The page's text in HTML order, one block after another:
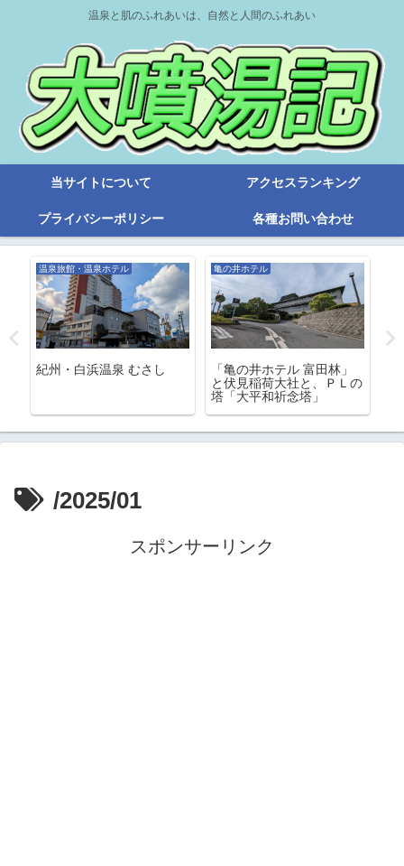
温泉と肌のふれあいは、自然と人間のふれあい
当サイトについて アクセスランキング
プライバシーポリシー 各種お問い合わせ
温泉旅館・温泉ホテル
紀州・白浜温泉 むさし
亀の井ホテル
「亀の井ホテル 富田林」
と伏見稲荷大社と、ＰＬの
塔「大平和祈念塔」
/2025/01
スポンサーリンク